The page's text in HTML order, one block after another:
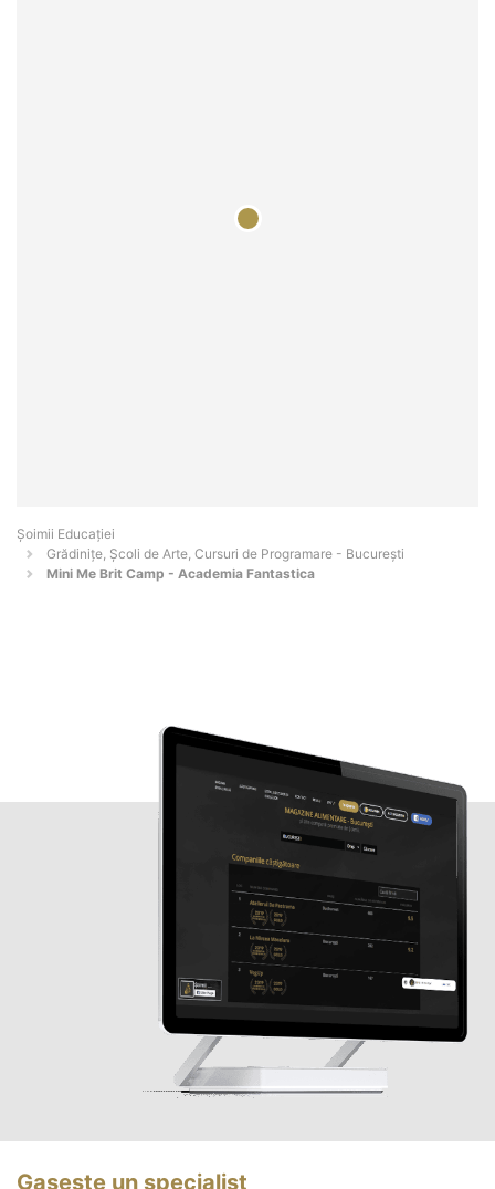
Șoimii Educației
Grădinițe, Școli de Arte, Cursuri de Programare - Bucureşti
Mini Me Brit Camp - Academia Fantastica
Gasește un specialist